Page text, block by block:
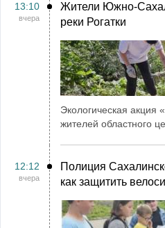
13:10
вчера
Жители Южно-
реки Рогатки
Экологическая акция
жителей областного
12:12
вчера
Полиция
как защитить